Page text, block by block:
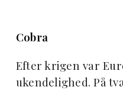
Cobra
Efter krigen var
ukendelighed. På